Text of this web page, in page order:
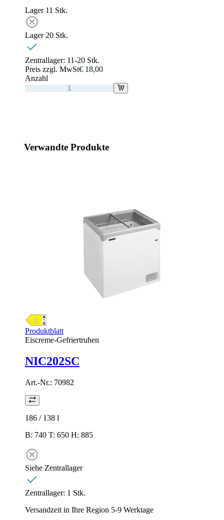
Lager 11 Stk.
Lager 20 Stk.
Zentrallager: 11-20 Stk.
Preis zzgl. MwSt€ 18,00
Anzahl
Verwandte Produkte
Produktblatt
Eiscreme-Gefriertruhen
NIC202SC
Art.-Nr.: 70982
186 / 138 l
B: 740 T: 650 H: 885
Siehe Zentrallager
Zentrallager: 1 Stk.
Versandzeit in Ihre Region 5-9 Werktage